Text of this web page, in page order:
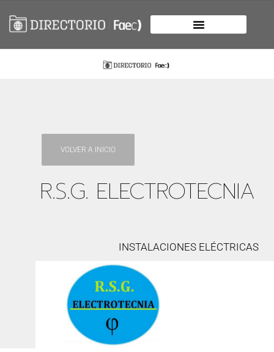
VOLVER A INICIO
R.S.G. ELECTROTECNIA
INSTALACIONES ELÉCTRICAS